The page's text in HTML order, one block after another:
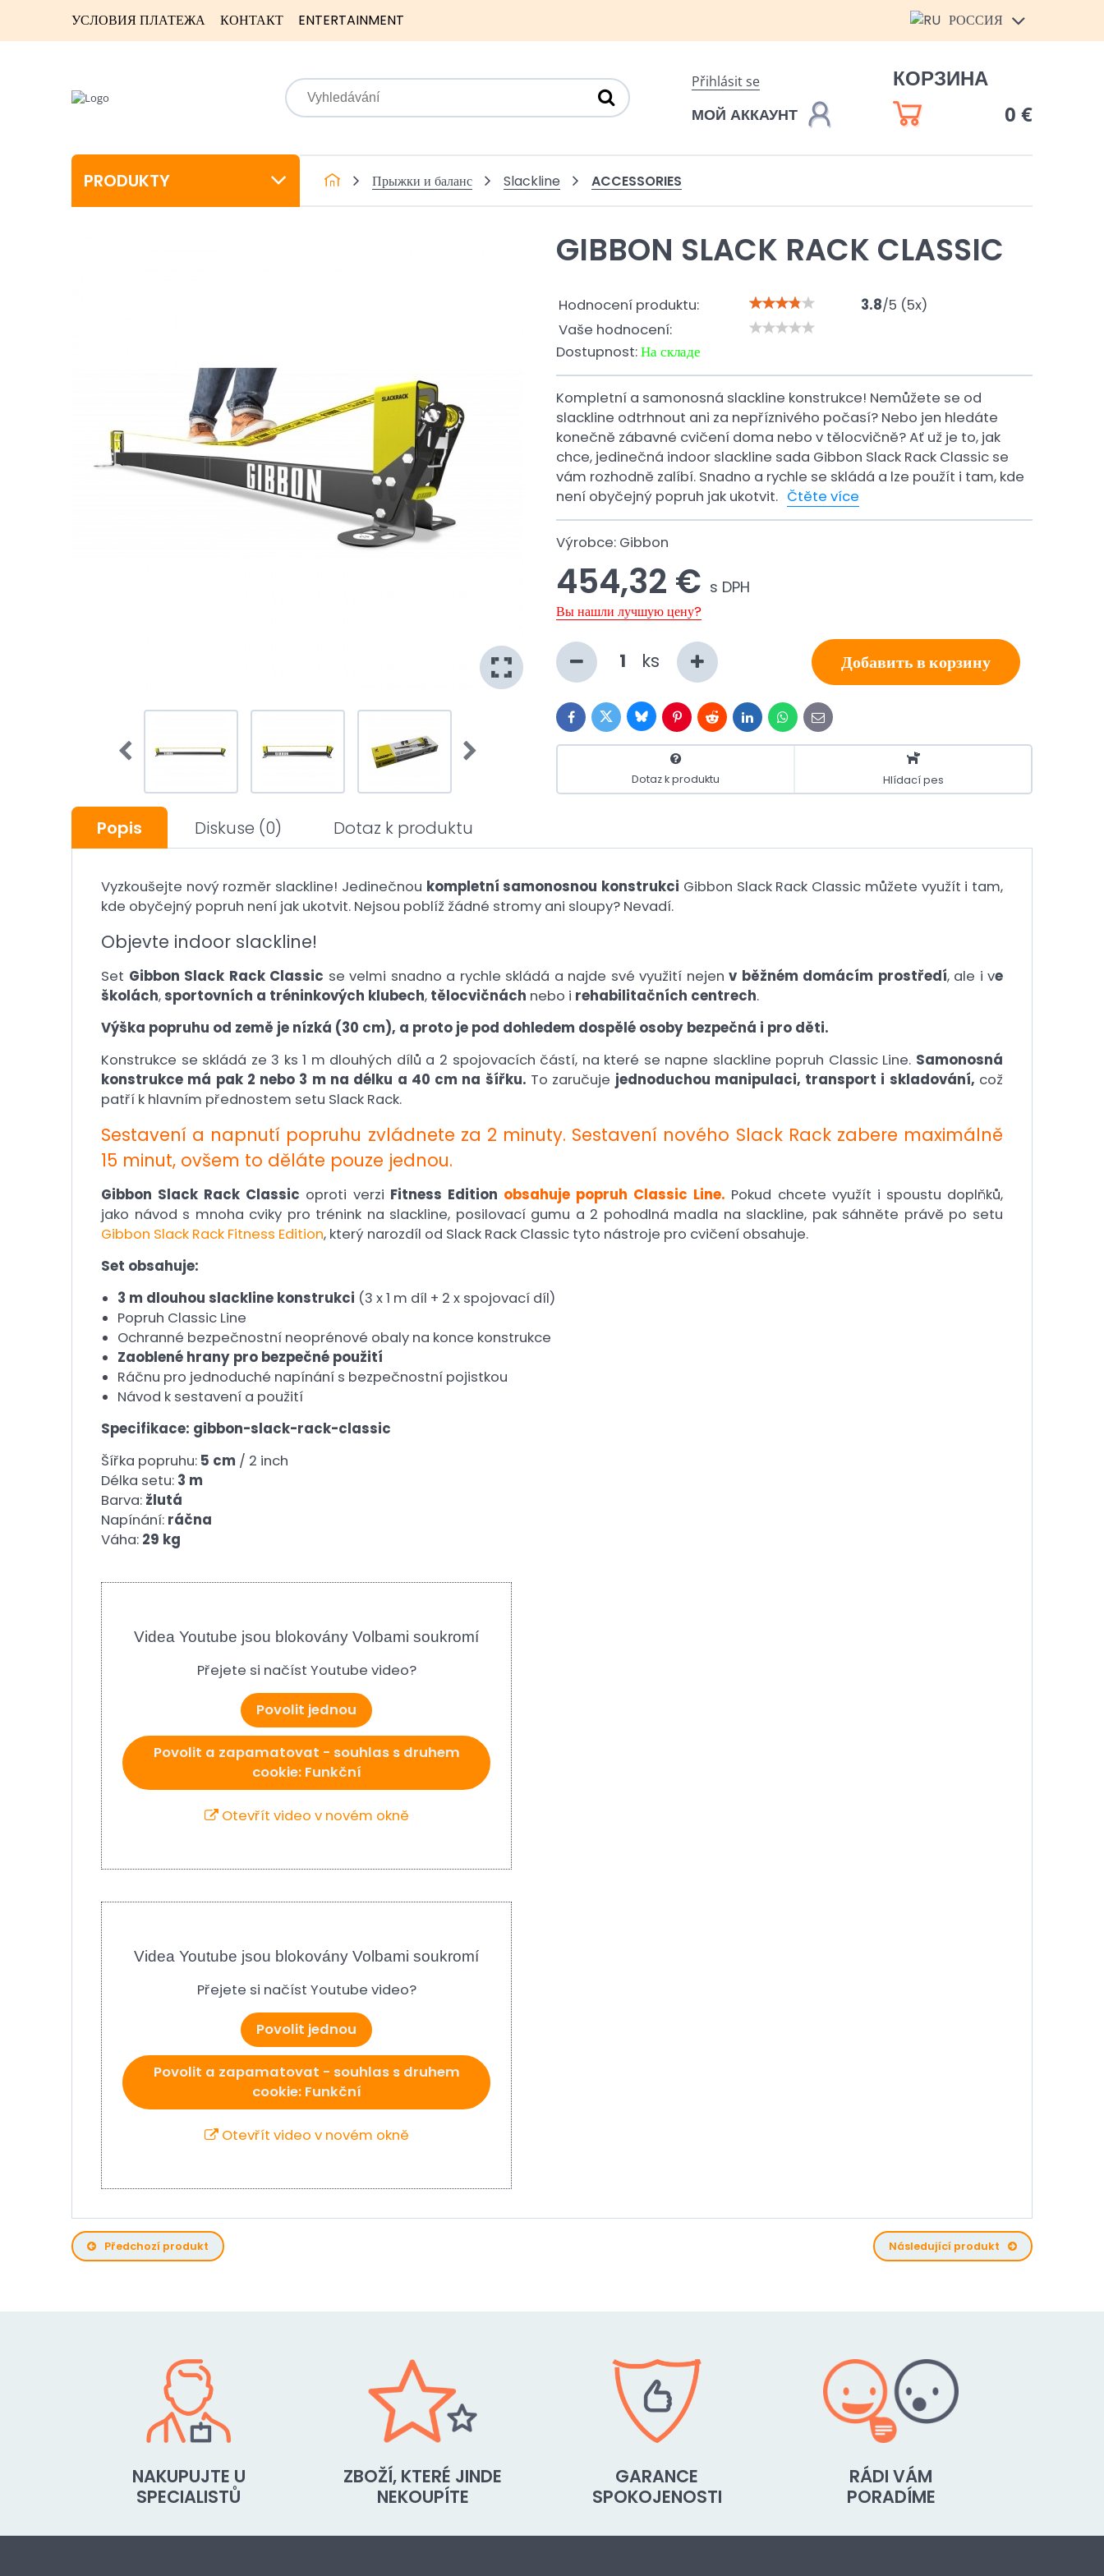
УСЛОВИЯ ПЛАТЕЖА КОНТАКТ ENTERTAINMENT РОССИЯ
Přihlásit se
МОЙ АККАУНТ
КОРЗИНА
0 €
PRODUKTY Прыжки и баланс Slackline ACCESSORIES
GIBBON SLACK RACK CLASSIC
Hodnocení produktu: 3.8/5 (5x)
Vaše hodnocení:
Dostupnost:На складе
Kompletní a samonosná slackline konstrukce! Nemůžete se od
slackline odtrhnout ani za nepříznivého počasí? Nebo jen hledáte
konečně zábavné cvičení doma nebo v tělocvičně? Ať už je to, jak
chce, jedinečná indoor slackline sada Gibbon Slack Rack Classic se
vám rozhodně zalíbí. Snadno a rychle se skládá a lze použít i tam, kde
není obyčejný popruh jak ukotvit. Čtěte více
Výrobce: Gibbon
454,32 € s DPH
Вы нашли лучшую цену?
ks Добавить в корзину
FacebookTwitterBlueskyPinterestRedditLinkedInWhatsApp
E-
mail
Dotaz k produktu Hlídací pes
Popis Diskuse (0) Dotaz k produktu
Vyzkoušejte nový rozměr slackline! Jedinečnou kompletní samonosnou konstrukci Gibbon Slack Rack Classic můžete využít i tam,
kde obyčejný popruh není jak ukotvit. Nejsou poblíž žádné stromy ani sloupy? Nevadí.
Objevte indoor slackline!
Set Gibbon Slack Rack Classic se velmi snadno a rychle skládá a najde své využití nejen v běžném domácím prostředí, ale i ve
školách,sportovních a tréninkových klubech, tělocvičnách nebo i rehabilitačních centrech.
Výška popruhu od země je nízká (30 cm), a proto je pod dohledem dospělé osoby bezpečná i pro děti.
Konstrukce se skládá ze 3 ks 1 m dlouhých dílů a 2 spojovacích částí, na které se napne slackline popruh Classic Line. Samonosná
konstrukce má pak 2 nebo 3 m na délku a 40 cm na šířku. To zaručuje jednoduchou manipulaci, transport i skladování, což
patří k hlavním přednostem setu Slack Rack.
Sestavení a napnutí popruhu zvládnete za 2 minuty. Sestavení nového Slack Rack zabere maximálně
15 minut, ovšem to děláte pouze jednou.
Gibbon Slack Rack Classic oproti verzi Fitness Edition obsahuje popruh Classic Line. Pokud chcete využít i spoustu doplňků,
jako návod s mnoha cviky pro trénink na slackline, posilovací gumu a 2 pohodlná madla na slackline, pak sáhněte právě po setu
Gibbon Slack Rack Fitness Edition, který narozdíl od Slack Rack Classic tyto nástroje pro cvičení obsahuje.
Set obsahuje:
3 m dlouhou slackline konstrukci (3 x 1 m díl + 2 x spojovací díl)
Popruh Classic Line
Ochranné bezpečnostní neoprénové obaly na konce konstrukce
Zaoblené hrany pro bezpečné použití
Ráčnu pro jednoduché napínání s bezpečnostní pojistkou
Návod k sestavení a použití
Specifikace: gibbon-slack-rack-classic
Šířka popruhu: 5 cm / 2 inch
Délka setu: 3 m
Barva: žlutá
Napínání: ráčna
Váha: 29 kg
Videa Youtube jsou blokovány Volbami soukromí
Přejete si načíst Youtube video?
Povolit jednou
Povolit a zapamatovat - souhlas s druhem
cookie: Funkční
Otevřít video v novém okně
Videa Youtube jsou blokovány Volbami soukromí
Přejete si načíst Youtube video?
Povolit jednou
Povolit a zapamatovat - souhlas s druhem
cookie: Funkční
Otevřít video v novém okně
Předchozí produkt Následující produkt
NAKUPUJTE U
SPECIALISTŮ
ZBOŽÍ, KTERÉ JINDE
NEKOUPÍTE
GARANCE
SPOKOJENOSTI
RÁDI VÁM
PORADÍME